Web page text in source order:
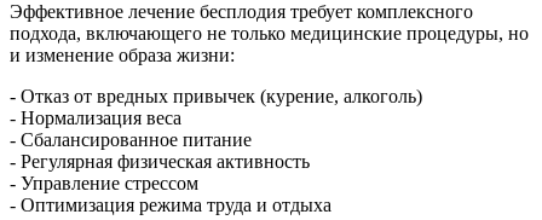
Эффективное лечение бесплодия требует комплексного
подхода, включающего не только медицинские процедуры, но
и изменение образа жизни:
- Отказ от вредных привычек (курение, алкоголь)
- Нормализация веса
- Сбалансированное питание
- Регулярная физическая активность
- Управление стрессом
- Оптимизация режима труда и отдыха